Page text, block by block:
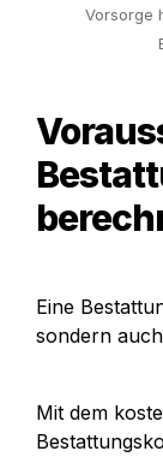
Vorsorge
Eine
sondern
Mit dem